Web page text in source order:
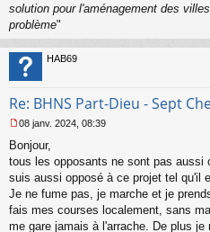
solution pour l'aménagement des
problème"
HAB69
Re: BHNS Part-Dieu - Sept
e
s
s
g
e
n
08 janv. 2024, 08:39
Bonjour,
tous les opposants ne sont pas aussi
suis aussi opposé à ce projet tel qu'il
Je ne fume pas, je marche et je
fais mes courses localement, sans
me gare jamais à l'arrache. De plus